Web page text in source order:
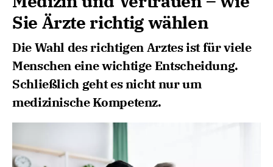
Sie Ärzte richtig wählen
Die Wahl des richtigen Arztes ist für viele
Menschen eine wichtige Entscheidung.
Schließlich geht es nicht nur um
medizinische Kompetenz.